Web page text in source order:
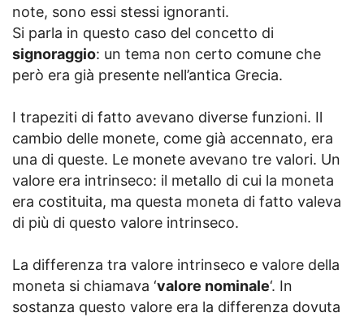
note, sono essi stessi ignoranti.
Si parla in questo caso del concetto di
signoraggio: un tema non certo comune che
però era già presente nell’antica Grecia.
I trapeziti di fatto avevano diverse funzioni. Il
cambio delle monete, come già accennato, era
una di queste. Le monete avevano tre valori. Un
valore era intrinseco: il metallo di cui la moneta
era costituita, ma questa moneta di fatto valeva
di più di questo valore intrinseco.
La differenza tra valore intrinseco e valore della
moneta si chiamava ‘valore nominale‘. In
sostanza questo valore era la differenza dovuta